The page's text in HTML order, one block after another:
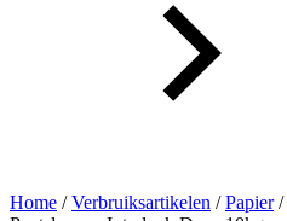
Home /Verbruiksartikelen /Papier/